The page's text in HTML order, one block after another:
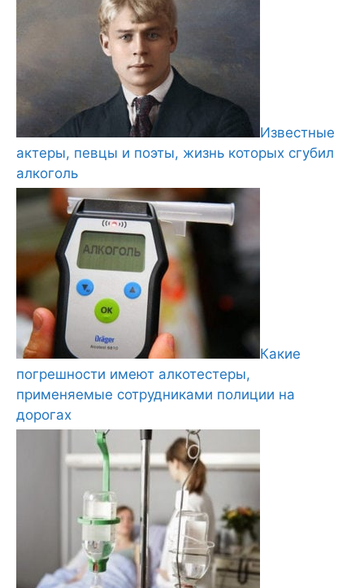
Известные
актеры, певцы и поэты, жизнь которых сгубил
алкоголь
Какие
погрешности имеют алкотестеры,
применяемые сотрудниками полиции на
дорогах